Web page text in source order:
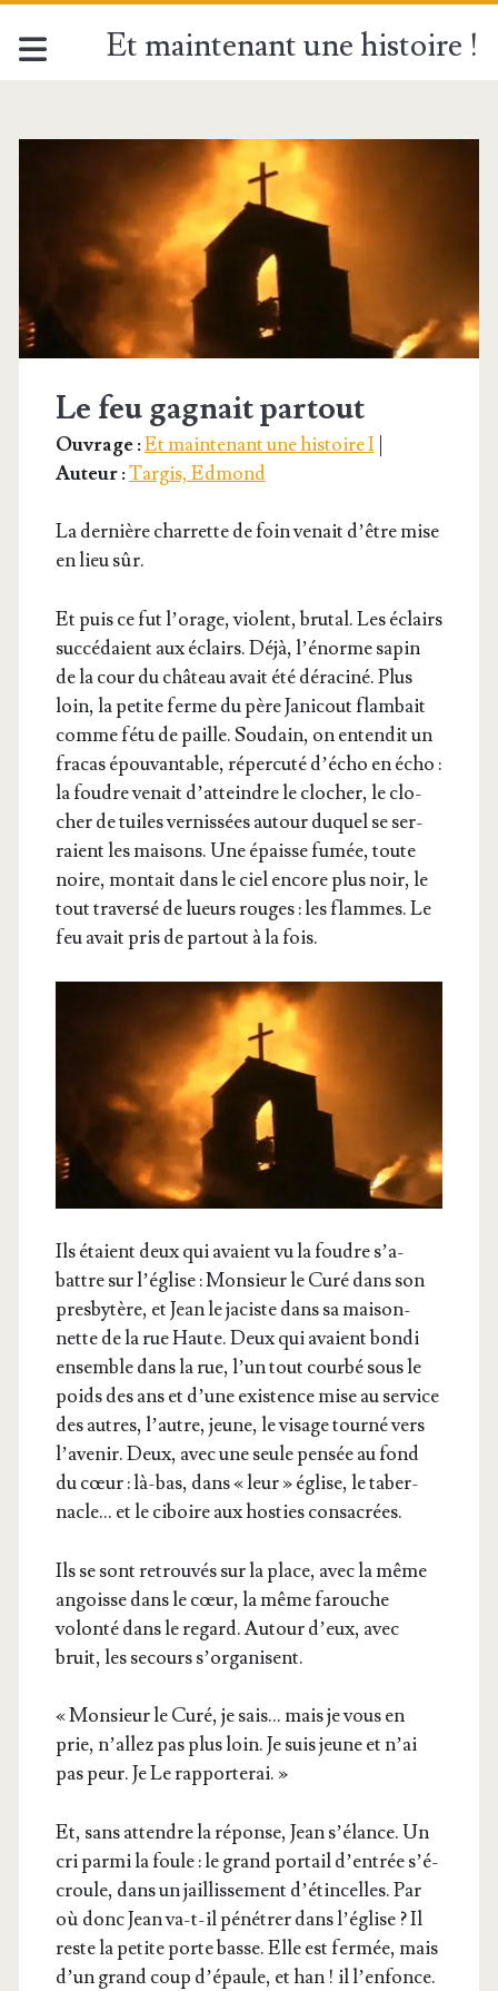
Et maintenant une histoire !
Catégorie :
<span>Les
sacrements
à
recevoir</span>
Le feu gagnait partout
Ouvrage :Et maintenant une histoire I
Auteur :Targis, Edmond
La der­nière char­rette de foin venait d’être mise
en lieu sûr.
Et puis ce fut l’o­rage, violent, bru­tal. Les éclairs
suc­cé­daient aux éclairs. Déjà, l’é­norme sapin
de la cour du châ­teau avait été déra­ci­né. Plus
loin, la petite ferme du père Jani­cout flam­bait
comme fétu de paille. Sou­dain, on enten­dit un
fra­cas épou­van­table, réper­cu­té d’é­cho en écho :
la foudre venait d’at­teindre le clo­cher, le clo­
cher de tuiles ver­nis­sées autour duquel se ser­
raient les mai­sons. Une épaisse fumée, toute
noire, mon­tait dans le ciel encore plus noir, le
tout tra­ver­sé de lueurs rouges : les flammes. Le
feu avait pris de par­tout à la fois.
Ils étaient deux qui avaient vu la foudre s’a­
battre sur l’é­glise : Mon­sieur le Curé dans son
pres­by­tère, et Jean le jaciste dans sa mai­son­
nette de la rue Haute. Deux qui avaient bon­di
ensemble dans la rue, l’un tout cour­bé sous le
poids des ans et d’une exis­tence mise au ser­vice
des autres, l’autre, jeune, le visage tour­né vers
l’a­ve­nir. Deux, avec une seule pen­sée au fond
du cœur : là-bas, dans « leur » église, le taber­
nacle… et le ciboire aux hos­ties consacrées.
Ils se sont retrou­vés sur la place, avec la même
angoisse dans le cœur, la même farouche
volon­té dans le regard. Autour d’eux, avec
bruit, les secours s’organisent.
« Mon­sieur le Curé, je sais… mais je vous en
prie, n’al­lez pas plus loin. Je suis jeune et n’ai
pas peur. Je Le rapporterai. »
Et, sans attendre la réponse, Jean s’é­lance. Un
cri par­mi la foule : le grand por­tail d’en­trée s’é­
croule, dans un jaillis­se­ment d’é­tin­celles. Par
où donc Jean va-t-il péné­trer dans l’é­glise ? Il
reste la petite porte basse. Elle est fer­mée, mais
d’un grand coup d’é­paule, et han ! il l’en­fonce.